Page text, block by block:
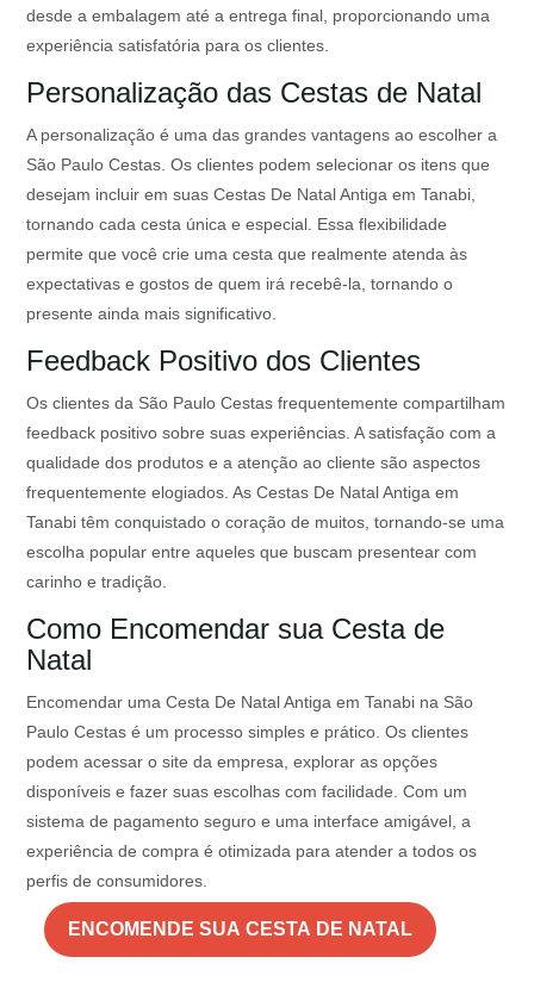
desde a embalagem até a entrega final, proporcionando uma
experiência satisfatória para os clientes.
Personalização das Cestas de Natal
A personalização é uma das grandes vantagens ao escolher a
São Paulo Cestas. Os clientes podem selecionar os itens que
desejam incluir em suas Cestas De Natal Antiga em Tanabi,
tornando cada cesta única e especial. Essa flexibilidade
permite que você crie uma cesta que realmente atenda às
expectativas e gostos de quem irá recebê-la, tornando o
presente ainda mais significativo.
Feedback Positivo dos Clientes
Os clientes da São Paulo Cestas frequentemente compartilham
feedback positivo sobre suas experiências. A satisfação com a
qualidade dos produtos e a atenção ao cliente são aspectos
frequentemente elogiados. As Cestas De Natal Antiga em
Tanabi têm conquistado o coração de muitos, tornando-se uma
escolha popular entre aqueles que buscam presentear com
carinho e tradição.
Como Encomendar sua Cesta de
Natal
Encomendar uma Cesta De Natal Antiga em Tanabi na São
Paulo Cestas é um processo simples e prático. Os clientes
podem acessar o site da empresa, explorar as opções
disponíveis e fazer suas escolhas com facilidade. Com um
sistema de pagamento seguro e uma interface amigável, a
experiência de compra é otimizada para atender a todos os
perfis de consumidores.
ENCOMENDE SUA CESTA DE NATAL